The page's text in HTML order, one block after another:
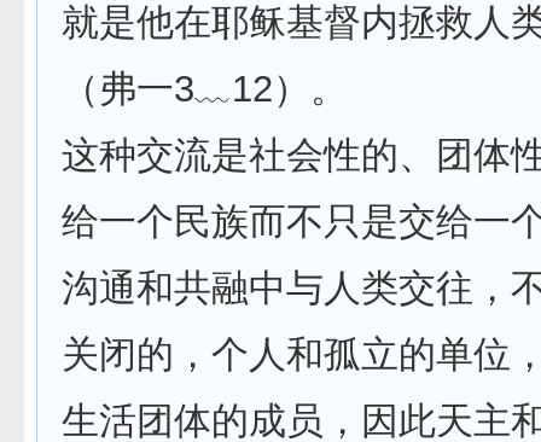
就是他在耶稣基督内拯救人
（弗一3﹏12）。
这种交流是社会性的、团体
给一个民族而不只是交给一
沟通和共融中与人类交往，
关闭的，个人和孤立的单位
生活团体的成员，因此天主